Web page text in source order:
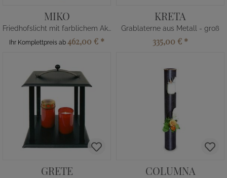
MIKO
Friedhofslicht mit farblichem Akzent
Ihr Komplettpreis ab 462,00 € *
KRETA
Grablaterne aus Metall - groß
335,00 € *
GRETE COLUMNA